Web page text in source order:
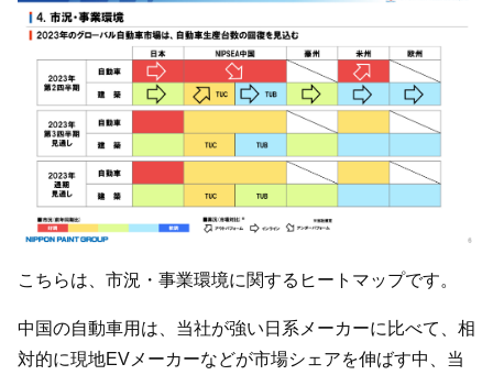
こちらは、市況・事業環境に関するヒートマップです。
中国の自動車用は、当社が強い日系メーカーに比べて、相
対的に現地EVメーカーなどが市場シェアを伸ばす中、当